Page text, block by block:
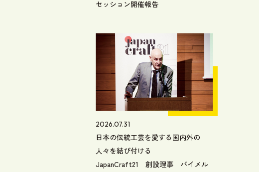
セッション開催報告
2026.07.31
日本の伝統工芸を愛する国内外の
人々を結び付ける
JapanCraft21 創設理事 バイメル